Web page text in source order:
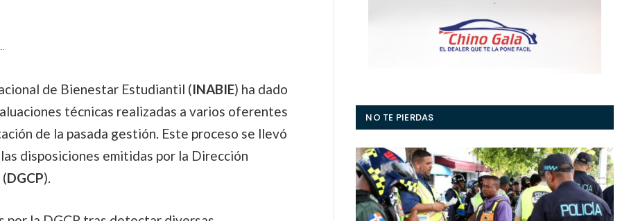
de Bienestar Estudiantil (INABIE) ha dado
técnicas realizadas a varios oferentes
de la pasada gestión. Este proceso se llevó
disposiciones emitidas por la Dirección
DGCP).
NO TE PIERDAS